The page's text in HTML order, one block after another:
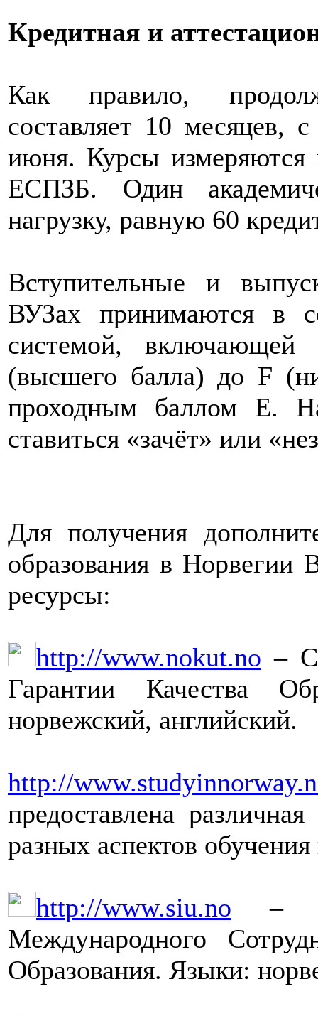
Кредитная и
Как правило,
составляет 10 месяцев,
июня. Курсы измеряются
ЕСПЗБ. Один
нагрузку, равную 60
Вступительные и
ВУЗах принимаются в
системой,
(высшего балла) до F
проходным баллом E.
ставиться «зачёт» или
Для получения
образования в
ресурсы:
http://www.nokut.no –
Гарантии Качества
норвежский, английский.
http://
предоставлена
разных аспектов
http://www.siu.no –
Международного
Образования. Языки: